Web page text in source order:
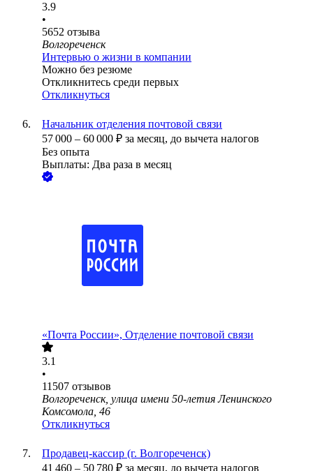
3.9
•
5652 отзыва
Волгореченск
Интервью о жизни в компании
Можно без резюме
Откликнитесь среди первых
Откликнуться
Начальник отделения почтовой связи
57 000 – 60 000 ₽ за месяц, до вычета налогов
Без опыта
Выплаты: Два раза в месяц
«Почта России», Отделение почтовой связи
3.1
•
11507 отзывов
Волгореченск, улица имени 50-летия Ленинского
Комсомола, 46
Откликнуться
Продавец-кассир (г. Волгореченск)
41 460 – 50 780 ₽ за месяц, до вычета налогов